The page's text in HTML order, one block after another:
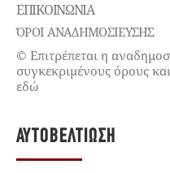
ΕΠΙΚΟΙΝΩΝΊΑ
ΌΡΟΙ ΑΝΑΔΗΜΟΣΙΕΥΣΗΣ
© Επιτρέπεται η
συγκεκριμένους όρους
εδώ
ΑΥΤΟΒΕΛΤΊΩΣΗ